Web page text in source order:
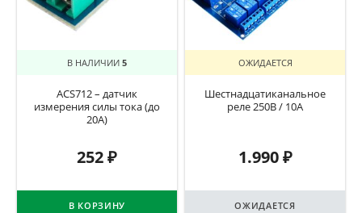
В НАЛИЧИИ 5
ACS712 – датчик
измерения силы тока (до
20А)
252₽
В КОРЗИНУ
ОЖИДАЕТСЯ
Шестнадцатиканальное
реле 250В / 10А
1.990₽
ОЖИДАЕТСЯ